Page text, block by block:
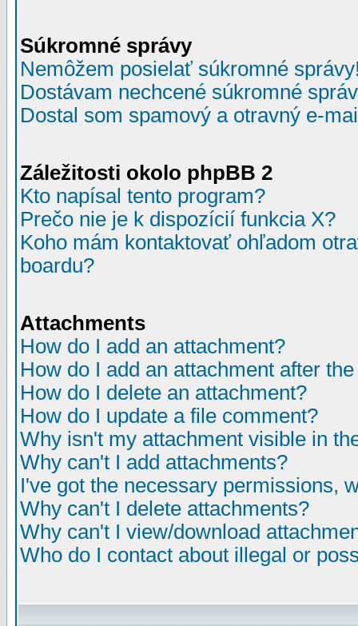
Súkromné správy
Nemôžem posielať súkromné
Dostávam nechcené súkromné
Dostal som spamový a otravný e-
Záležitosti okolo phpBB 2
Kto napísal tento program?
Prečo nie je k dispozícií funkcia X?
Koho mám kontaktovať ohľadom
boardu?
Attachments
How do I add an attachment?
How do I add an attachment after
How do I delete an attachment?
How do I update a file comment?
Why isn't my attachment visible in
Why can't I add attachments?
I've got the necessary permissions,
Why can't I delete attachments?
Why can't I view/download
Who do I contact about illegal or